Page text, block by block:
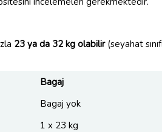
23 ya da 32 kg olabilir(seyahat
Bagaj
Bagaj yok
1 x 23 kg